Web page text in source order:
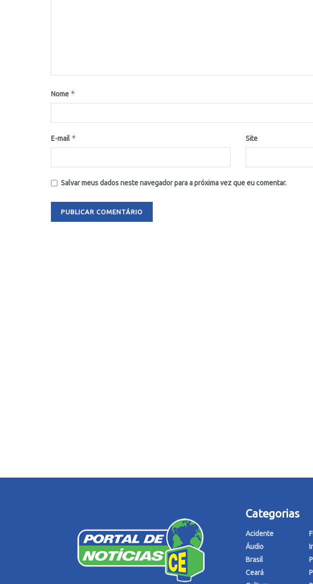
Nome *
E-mail * Site
Salvar meus dados neste navegador para a próxima vez que eu comentar.
Categorias
Acidente
Áudio
Brasil
Ceará